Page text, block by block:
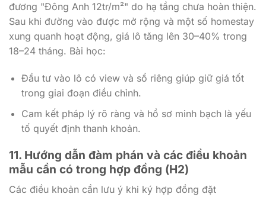
đương "Đông Anh 12tr/m²" do hạ tầng chưa hoàn thiện.
Sau khi đường vào được mở rộng và một số homestay
xung quanh hoạt động, giá lô tăng lên 30–40% trong
18–24 tháng. Bài học:
Đầu tư vào lô có view và sổ riêng giúp giữ giá tốt
trong giai đoạn điều chỉnh.
Cam kết pháp lý rõ ràng và hồ sơ minh bạch là yếu
tố quyết định thanh khoản.
11. Hướng dẫn đàm phán và các điều khoản
mẫu cần có trong hợp đồng (H2)
Các điều khoản cần lưu ý khi ký hợp đồng đặt